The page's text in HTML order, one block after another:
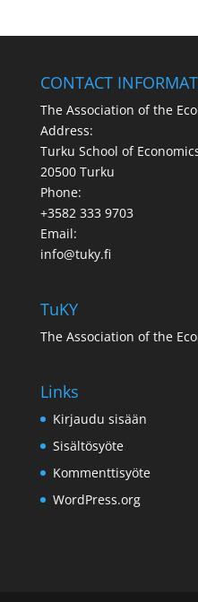
CONTACT
The Association of the
Address:
Turku School of
20500 Turku
Phone:
+3582 333 9703
Email:
info@tuky.fi
TuKY
The Association of the
Links
Kirjaudu sisään
Sisältösyöte
Kommenttisyöte
WordPress.org